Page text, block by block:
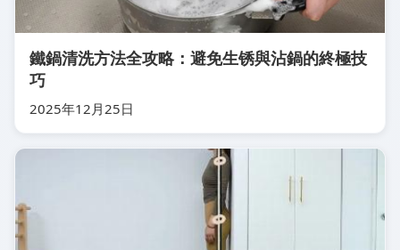
鐵鍋清洗方法全攻略：避免生锈與沾鍋的終極技
巧
2025年12月25日